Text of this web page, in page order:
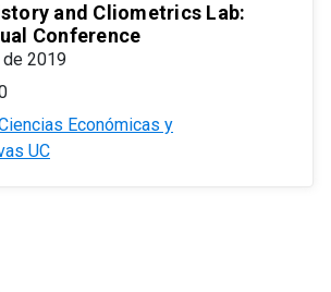
and Cliometrics Lab:
Conference
2019
Económicas y
UC